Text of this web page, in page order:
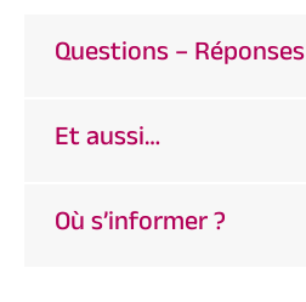
Questions – Réponses
Et aussi…
Où s’informer ?